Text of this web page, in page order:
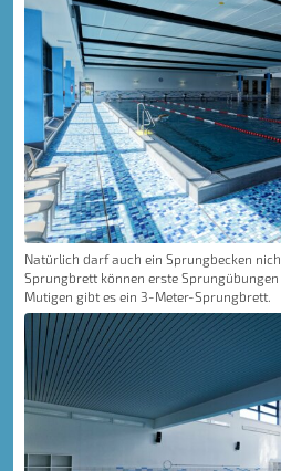
Natürlich darf auch ein Sprungbecken
Sprungbrett können erste
Mutigen gibt es ein 3-Meter-Sprungbrett.